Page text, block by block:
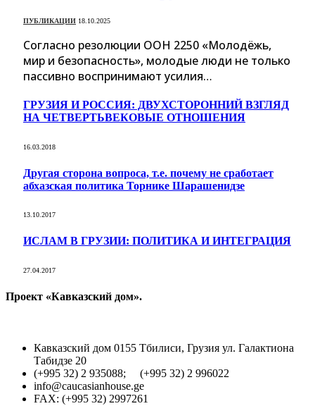
ПУБЛИКАЦИИ 18.10.2025
Согласно резолюции ООН 2250 «Молодёжь,
мир и безопасность», молодые люди не только
пассивно воспринимают усилия…
ГРУЗИЯ И РОССИЯ: ДВУХСТОРОННИЙ ВЗГЛЯД
НА ЧЕТВЕРТЬВЕКОВЫЕ ОТНОШЕНИЯ
16.03.2018
Другая сторона вопроса, т.е. почему не сработает
абхазская политика Торнике Шарашенидзе
13.10.2017
ИСЛАМ В ГРУЗИИ: ПОЛИТИКА И ИНТЕГРАЦИЯ
27.04.2017
Проект «Кавказский дом».
Кавказский дом 0155 Тбилиси, Грузия ул. Галактиона
Табидзе 20
(+995 32) 2 935088; (+995 32) 2 996022
info@caucasianhouse.ge
FAX: (+995 32) 2997261